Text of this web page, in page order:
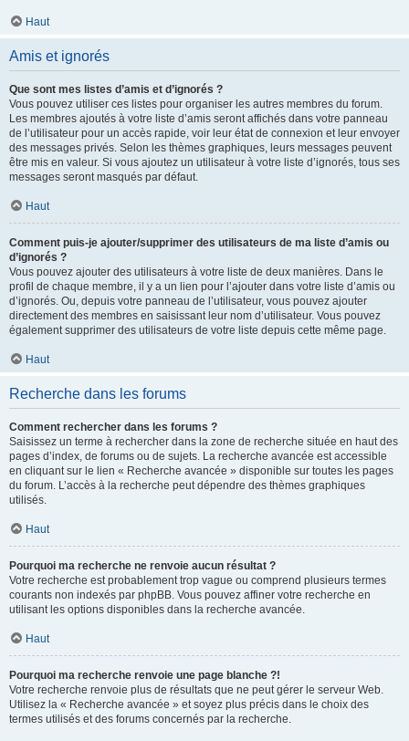
Haut
Amis et ignorés
Que sont mes listes d’amis et d’ignorés ?
Vous pouvez utiliser ces listes pour organiser les autres membres du forum.
Les membres ajoutés à votre liste d’amis seront affichés dans votre panneau
de l’utilisateur pour un accès rapide, voir leur état de connexion et leur envoyer
des messages privés. Selon les thèmes graphiques, leurs messages peuvent
être mis en valeur. Si vous ajoutez un utilisateur à votre liste d’ignorés, tous ses
messages seront masqués par défaut.
Haut
Comment puis-je ajouter/supprimer des utilisateurs de ma liste d’amis ou
d’ignorés ?
Vous pouvez ajouter des utilisateurs à votre liste de deux manières. Dans le
profil de chaque membre, il y a un lien pour l’ajouter dans votre liste d’amis ou
d’ignorés. Ou, depuis votre panneau de l’utilisateur, vous pouvez ajouter
directement des membres en saisissant leur nom d’utilisateur. Vous pouvez
également supprimer des utilisateurs de votre liste depuis cette même page.
Haut
Recherche dans les forums
Comment rechercher dans les forums ?
Saisissez un terme à rechercher dans la zone de recherche située en haut des
pages d’index, de forums ou de sujets. La recherche avancée est accessible
en cliquant sur le lien « Recherche avancée » disponible sur toutes les pages
du forum. L’accès à la recherche peut dépendre des thèmes graphiques
utilisés.
Haut
Pourquoi ma recherche ne renvoie aucun résultat ?
Votre recherche est probablement trop vague ou comprend plusieurs termes
courants non indexés par phpBB. Vous pouvez affiner votre recherche en
utilisant les options disponibles dans la recherche avancée.
Haut
Pourquoi ma recherche renvoie une page blanche ?!
Votre recherche renvoie plus de résultats que ne peut gérer le serveur Web.
Utilisez la « Recherche avancée » et soyez plus précis dans le choix des
termes utilisés et des forums concernés par la recherche.